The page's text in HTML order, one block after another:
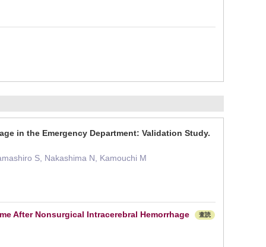
in the Emergency Department: Validation Study.
S, Nakashima N, Kamouchi M
After Nonsurgical Intracerebral Hemorrhage
査読